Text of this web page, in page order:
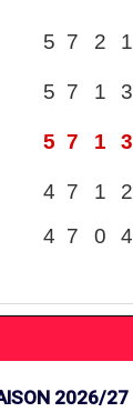
5 7 2 1
5 7 1 3
5 7 1 3
4 7 1 2
4 7 0 4
2026/27